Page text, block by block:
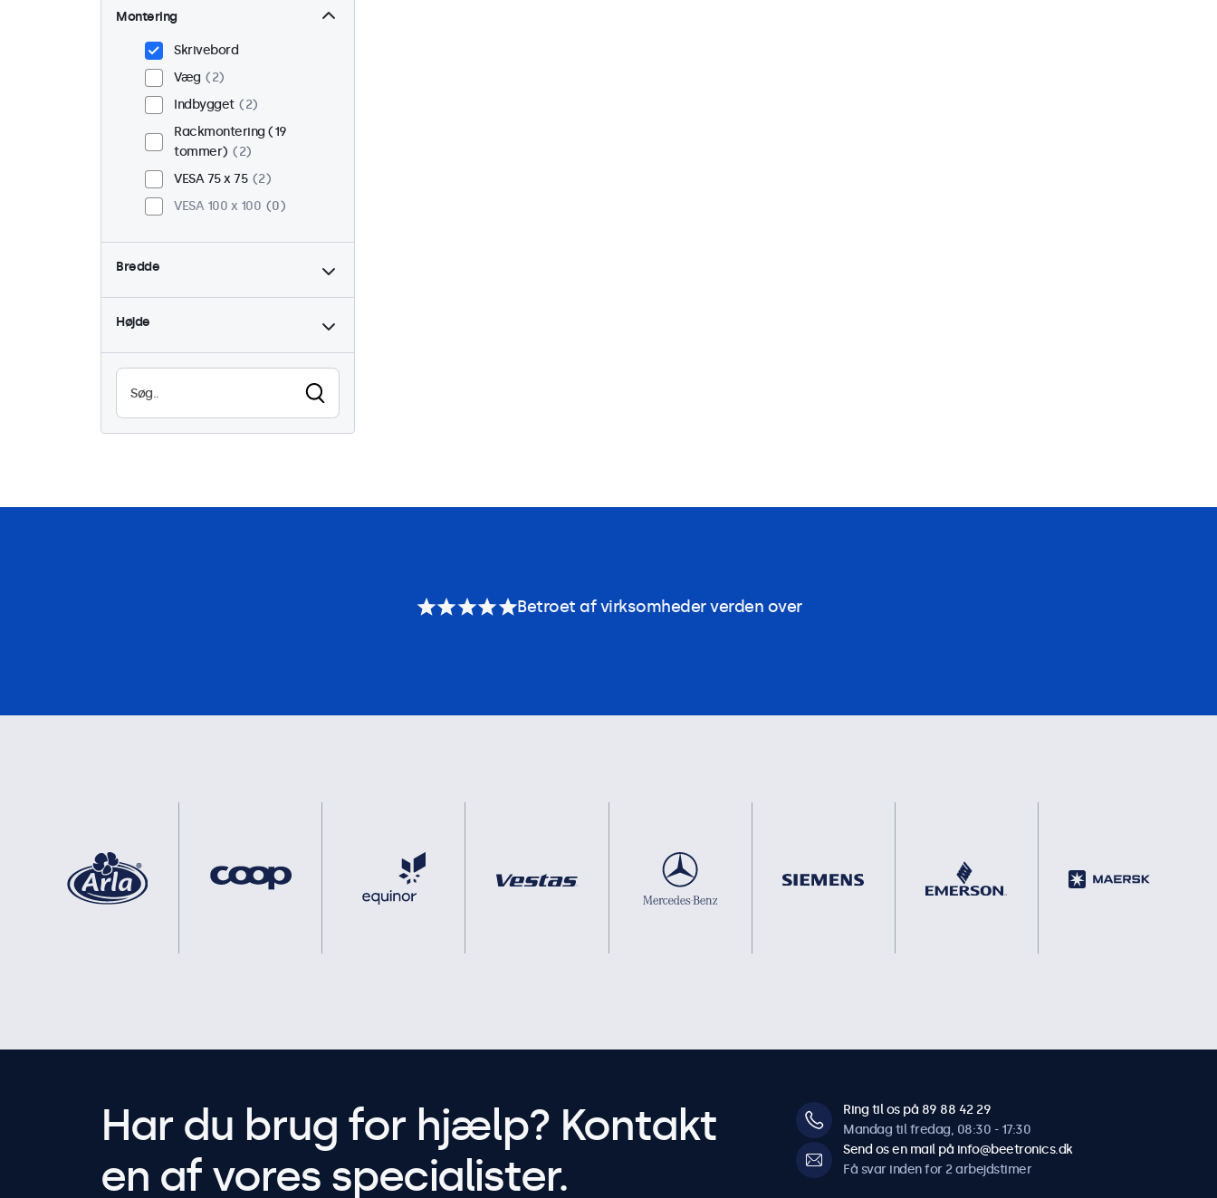
Montering
Skrivebord
Væg
2
Indbygget
2
Rackmontering (19
tommer)
2
VESA 75 x 75
2
VESA 100 x 100
0
Bredde
Højde
Betroet af virksomheder verden over
Har du brug for hjælp? Kontakt
en af vores specialister.
Ring til os på 89 88 42 29
Mandag til fredag, 08:30 - 17:30
Send os en mail på info@beetronics.dk
Få svar inden for 2 arbejdstimer